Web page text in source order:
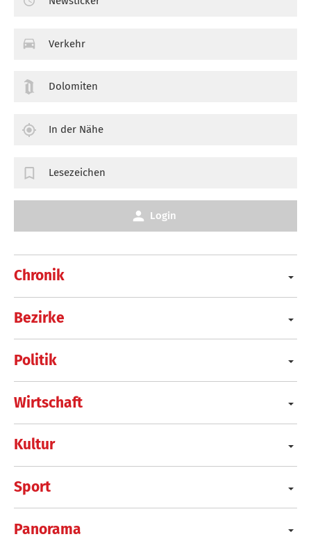
Chronik
Bezirke
Politik
Wirtschaft
Kultur
Sport
Panorama
Verkehr
Dolomiten
In der Nähe
Lesezeichen
Login